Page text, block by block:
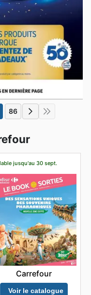
86
jusqu'au 30 sept.
Carrefour
Voir le catalogue